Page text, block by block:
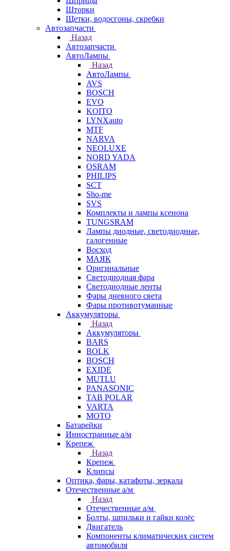
Шторки
Щетки, водосгоны, скребки
Автозапчасти
Назад
Автозапчасти
АвтоЛампы
Назад
АвтоЛампы
AVS
BOSCH
EVO
KOITO
LYNXauto
MTF
NARVA
NEOLUXE
NORD YADA
OSRAM
PHILIPS
SCT
Sho-me
SVS
Комплекты и лампы ксенона
TUNGSRAM
Лампы диодные, светодиодные,
галогенные
Восход
МАЯК
Оригинальные
Светодиодная фара
Светодиодные ленты
Фары дневного света
Фары противотуманные
Аккумуляторы
Назад
Аккумуляторы
BARS
BOLK
BOSCH
EXIDE
MUTLU
PANASONIC
TAB POLAR
VARTA
МОТО
Батарейки
Инностранные а/м
Крепеж
Назад
Крепеж
Клипсы
Оптика, фары, катафоты, зеркала
Отечественные а/м
Назад
Отечественные а/м
Болты, шпильки и гайки колёс
Двигатель
Компоненты климатических систем
автомобиля